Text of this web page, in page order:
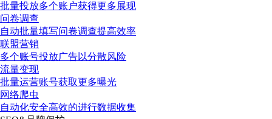
批量投放多个账户获得更多展现
问卷调查
自动批量填写问卷调查提高效率
联盟营销
多个账号投放广告以分散风险
流量变现
批量运营账号获取更多曝光
网络爬虫
自动化安全高效的进行数据收集